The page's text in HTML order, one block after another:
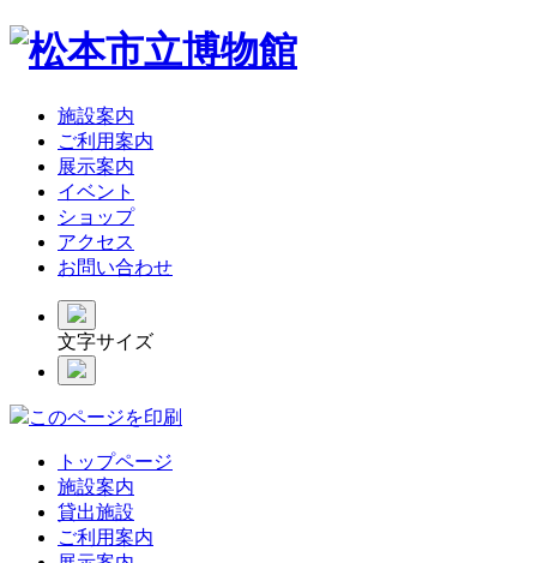
施設案内
ご利用案内
展示案内
イベント
ショップ
アクセス
お問い合わせ
文字サイズ
このページを印刷
トップページ
施設案内
貸出施設
ご利用案内